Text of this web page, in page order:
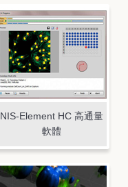
NIS-Element HC 高通量
軟體